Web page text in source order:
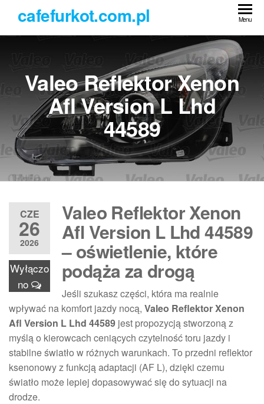
treści
cafefurkot.com.pl Menu
Valeo Reflektor Xenon
Afl Version L Lhd
44589
CZE
26
2026
Wyłączo
no
Valeo Reflektor Xenon
Afl Version L Lhd 44589
– oświetlenie, które
podąża za drogą
Jeśli szukasz części, która ma realnie
wpływać na komfort jazdy nocą, Valeo Reflektor Xenon
Afl Version L Lhd 44589 jest propozycją stworzoną z
myślą o kierowcach ceniących czytelność toru jazdy i
stabilne światło w różnych warunkach. To przedni reflektor
ksenonowy z funkcją adaptacji (AF L), dzięki czemu
światło może lepiej dopasowywać się do sytuacji na
drodze.